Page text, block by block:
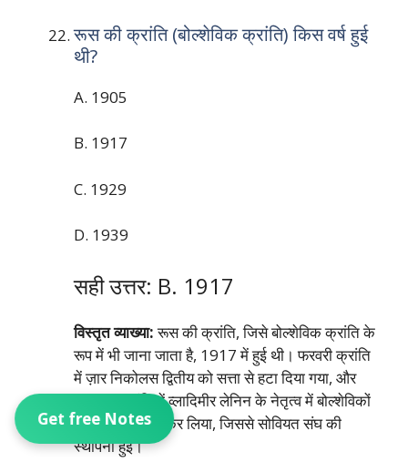
Get free Notes
रूस की क्रांति (बोल्शेविक क्रांति) किस वर्ष हुई
थी?
A. 1905
B. 1917
C. 1929
D. 1939
सही उत्तर: B. 1917
विस्तृत व्याख्या:रूस की क्रांति, जिसे बोल्शेविक क्रांति के
रूप में भी जाना जाता है, 1917 में हुई थी। फरवरी क्रांति
में ज़ार निकोलस द्वितीय को सत्ता से हटा दिया गया, और
अक्टूबर क्रांति में व्लादिमीर लेनिन के नेतृत्व में बोल्शेविकों
ने सत्ता पर कब्जा कर लिया, जिससे सोवियत संघ की
स्थापना हुई।